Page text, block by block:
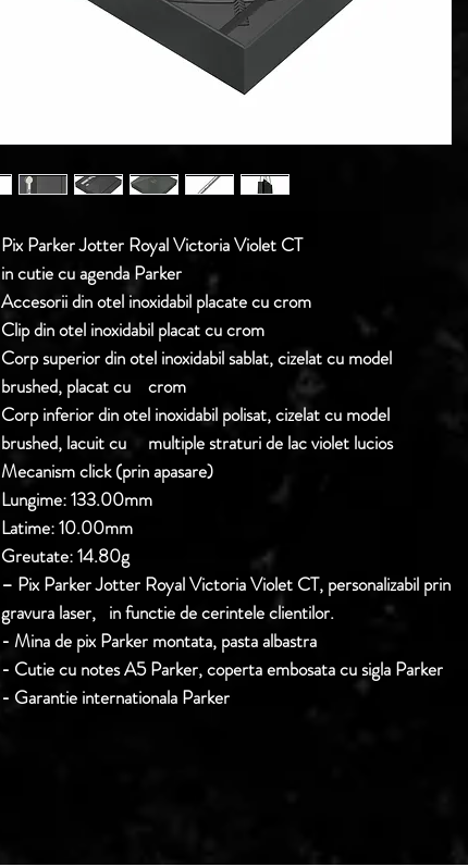
Pix Parker Jotter Royal Victoria Violet CT
in cutie cu agenda Parker
Accesorii din otel inoxidabil placate cu crom
Clip din otel inoxidabil placat cu crom
Corp superior din otel inoxidabil sablat, cizelat cu model
brushed, placat cu crom
Corp inferior din otel inoxidabil polisat, cizelat cu model
brushed, lacuit cu multiple straturi de lac violet lucios
Mecanism click (prin apasare)
Lungime: 133.00mm
Latime: 10.00mm
Greutate: 14.80g
– Pix Parker Jotter Royal Victoria Violet CT, personalizabil prin
gravura laser, in functie de cerintele clientilor.
- Mina de pix Parker montata, pasta albastra
- Cutie cu notes A5 Parker, coperta embosata cu sigla Parker
- Garantie internationala Parker